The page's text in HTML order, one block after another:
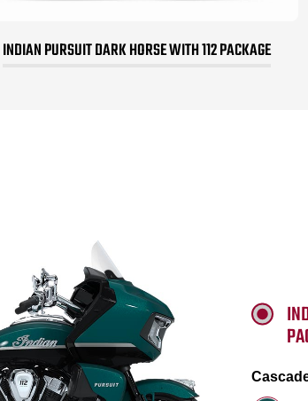
INDIAN PURSUIT DARK HORSE WITH 112 PACKAGE